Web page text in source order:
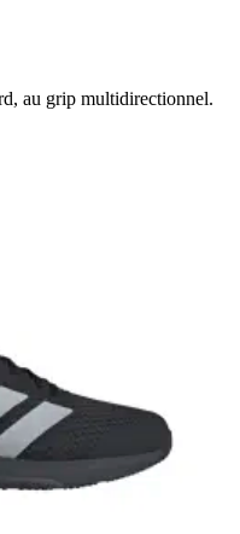
au grip multidirectionnel.